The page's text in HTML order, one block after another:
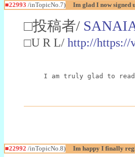
■22993 /inTopicNo.7) Im glad I now signed
□投稿者/
□U R L/ http://https://
I am truly glad to
■22992 /inTopicNo.8) Im happy I finally